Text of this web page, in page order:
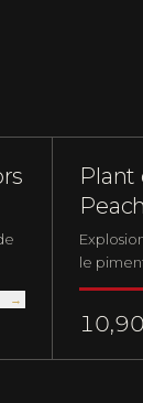
→
Plant
Peach
le